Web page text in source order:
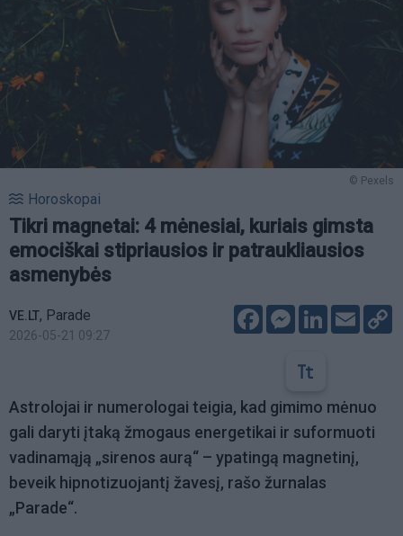
© Pexels
Horoskopai
Tikri magnetai: 4 mėnesiai, kuriais gimsta
emociškai stipriausios ir patraukliausios
asmenybės
VE.LT, Parade
2026-05-21 09:27
FacebookMessenger
LinkedIn
Email
Astrolojai ir numerologai teigia, kad gimimo mėnuo
gali daryti įtaką žmogaus energetikai ir suformuoti
vadinamąją „sirenos aurą“ – ypatingą magnetinį,
beveik hipnotizuojantį žavesį, rašo žurnalas
„Parade“.